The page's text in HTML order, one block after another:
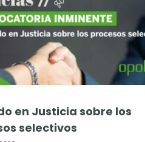
Oposiciones Justicia
en Justicia sobre los
selectivos